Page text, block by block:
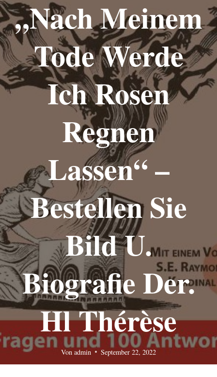
„Nach Meinem
Tode Werde
Ich Rosen
Regnen
Lassen“ –
Bestellen Sie
Bild U.
Biografie Der.
Hl Thérèse
Von admin September 22, 2022